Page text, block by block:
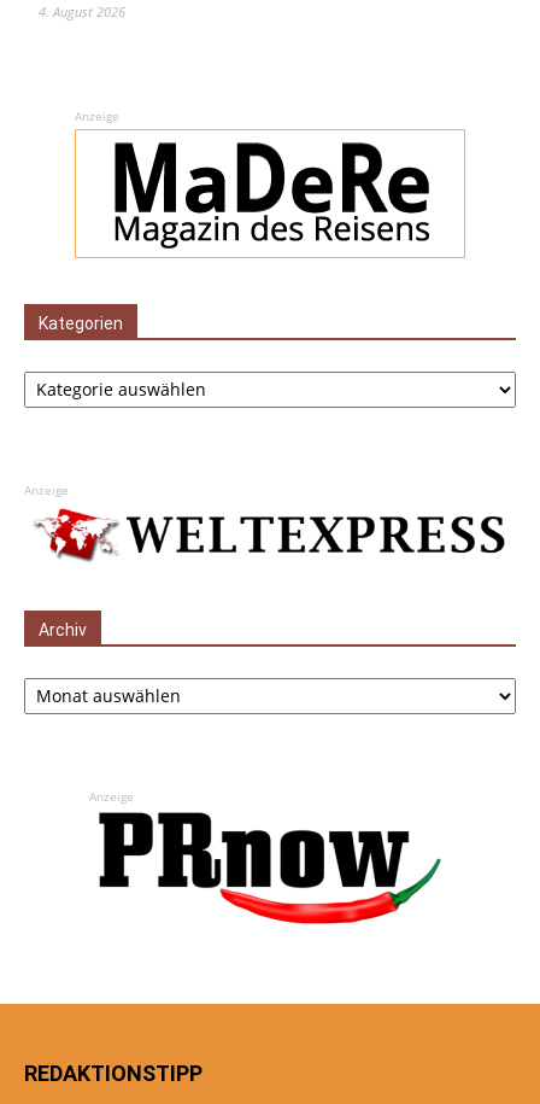
4. August 2026
Anzeige
Kategorien
Kategorien
Anzeige
Archiv
Archiv
Anzeige
REDAKTIONSTIPP